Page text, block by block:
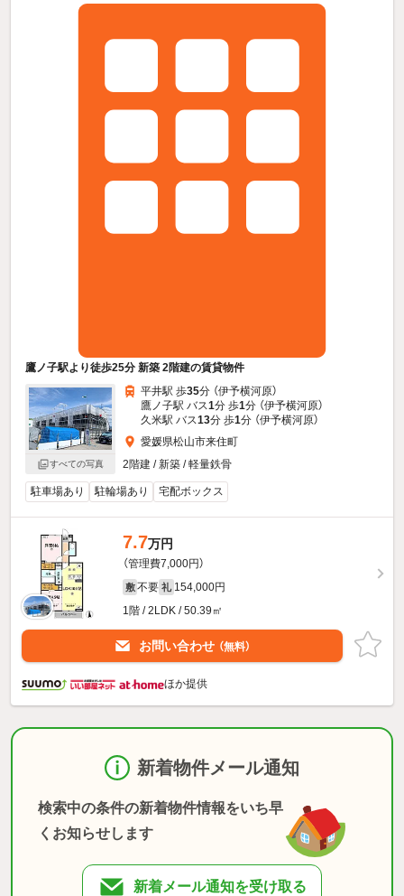
鷹ノ子駅より徒歩25分 新築 2階建の賃貸物件
すべての写真
平井駅 歩35分 （伊予横河原）
鷹ノ子駅 バス1分 歩1分 （伊予横河原）
久米駅 バス13分 歩1分 （伊予横河原）
愛媛県松山市来住町
2階建 / 新築 / 軽量鉄骨
駐車場あり 駐輪場あり 宅配ボックス
7.7万円
（管理費7,000円）
敷 不要 礼 154,000円
1階 / 2LDK / 50.39㎡
お問い合わせ （無料）
ほか提供
新着物件メール通知
検索中の条件の新着物件情報をいち早
くお知らせします
新着メール通知を受け取る